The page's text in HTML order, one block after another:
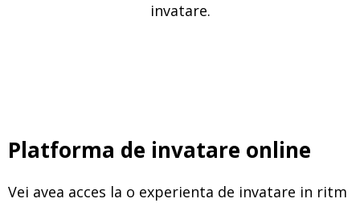
invatare.
Platforma de invatare online
Vei avea acces la o experienta de invatare in ritm